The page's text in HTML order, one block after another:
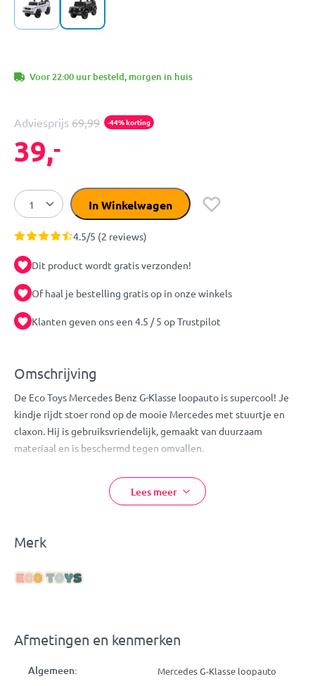
Voor 22:00 uur besteld, morgen in huis
Adviesprijs 69,99 -44% korting
39,-
In Winkelwagen
4.5/5 (2 reviews)
Dit product wordt gratis verzonden!
Of haal je bestelling gratis op in onze winkels
Klanten geven ons een 4.5 / 5 op Trustpilot
Omschrijving
De Eco Toys Mercedes Benz G-Klasse loopauto is supercool! Je
kindje rijdt stoer rond op de mooie Mercedes met stuurtje en
claxon. Hij is gebruiksvriendelijk, gemaakt van duurzaam
materiaal en is beschermd tegen omvallen.
In het zadel kan je kindje kleiner speelgoed opbergen. De
stabiele, verwijderbare rugleuning verhoogt de veiligheid
prachtig autootje om lekker op rond te racen!
Eigenschappen:
Stuur met claxon
Claxon werkt op 2x AA batterij (niet inbegrepen, los
verkrijgbaar)
Lees meer
Merk
Afmetingen en kenmerken
Algemeen: Mercedes G-Klasse loopauto